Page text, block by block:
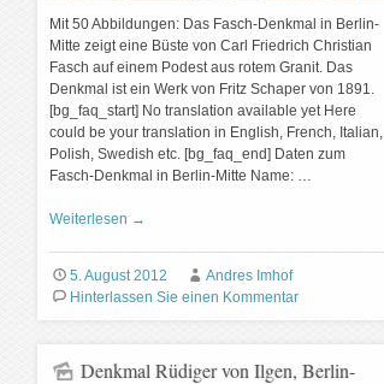
Mit 50 Abbildungen: Das Fasch-Denkmal in Berlin-
Mitte zeigt eine Büste von Carl Friedrich Christian
Fasch auf einem Podest aus rotem Granit. Das
Denkmal ist ein Werk von Fritz Schaper von 1891.
[bg_faq_start] No translation available yet Here
could be your translation in English, French, Italian,
Polish, Swedish etc. [bg_faq_end] Daten zum
Fasch-Denkmal in Berlin-Mitte Name: …
Weiterlesen →
5. August 2012
Andres Imhof
Hinterlassen Sie einen Kommentar
Denkmal Rüdiger von Ilgen, Berlin-